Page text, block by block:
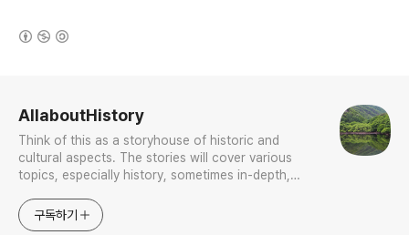
AllaboutHistory
Think of this as a storyhouse of historic and
cultural aspects. The stories will cover various
topics, especially history, sometimes in-depth,
approach will be to resist any common sense or
generalized viewpoint
구독하기